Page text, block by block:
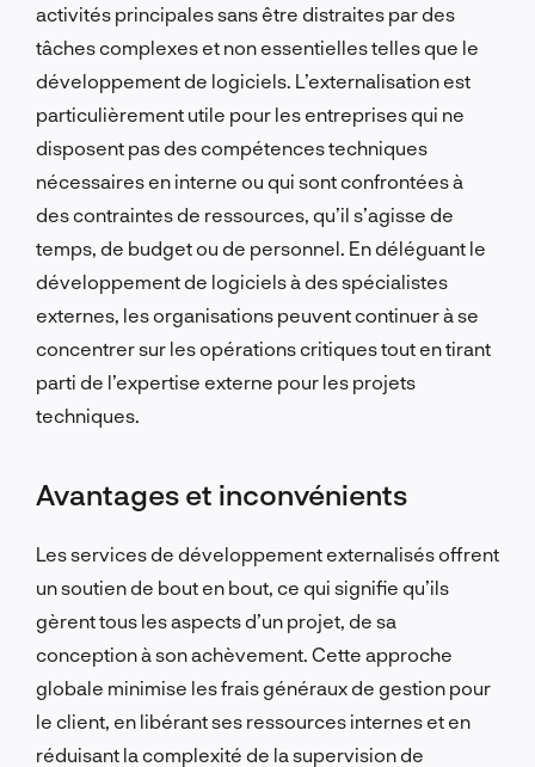
activités principales sans être distraites par des
tâches complexes et non essentielles telles que le
développement de logiciels. L’externalisation est
particulièrement utile pour les entreprises qui ne
disposent pas des compétences techniques
nécessaires en interne ou qui sont confrontées à
des contraintes de ressources, qu’il s’agisse de
temps, de budget ou de personnel. En déléguant le
développement de logiciels à des spécialistes
externes, les organisations peuvent continuer à se
concentrer sur les opérations critiques tout en tirant
parti de l’expertise externe pour les projets
techniques.
Avantages et inconvénients
Les services de développement externalisés offrent
un soutien de bout en bout, ce qui signifie qu’ils
gèrent tous les aspects d’un projet, de sa
conception à son achèvement. Cette approche
globale minimise les frais généraux de gestion pour
le client, en libérant ses ressources internes et en
réduisant la complexité de la supervision de